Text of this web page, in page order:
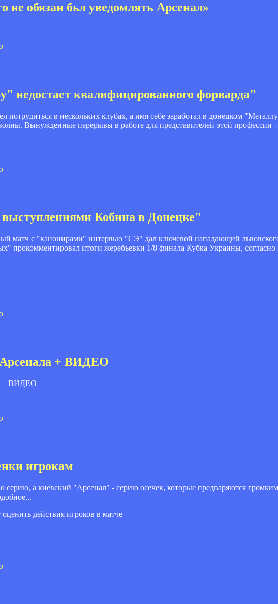
обязан бьл уведомлять Арсенал»
недостает квалифицированного форварда"
потрудиться в нескольких клубах, а имя себе заработал в донецком
Вынужденные перерывы в работе для представителей этой профессии
Кобина в Донецке"
матч с "канонирами" интервью "СЭ" дал ключевой нападающий
прокомментировал итоги жеребьевки 1/8 финала Кубка Украины,
+ ВИДЕО
игрокам
а киевский "Арсенал" - серию осечек, которые предваряются
действия игроков в матче